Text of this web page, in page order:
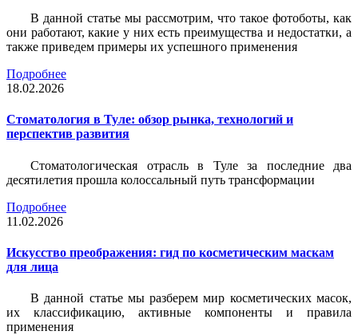
В данной статье мы рассмотрим, что такое фотоботы, как
они работают, какие у них есть преимущества и недостатки, а
также приведем примеры их успешного применения
Подробнее
18.02.2026
Стоматология в Туле: обзор рынка, технологий и
перспектив развития
Стоматологическая отрасль в Туле за последние два
десятилетия прошла колоссальный путь трансформации
Подробнее
11.02.2026
Искусство преображения: гид по косметическим маскам
для лица
В данной статье мы разберем мир косметических масок,
их классификацию, активные компоненты и правила
применения